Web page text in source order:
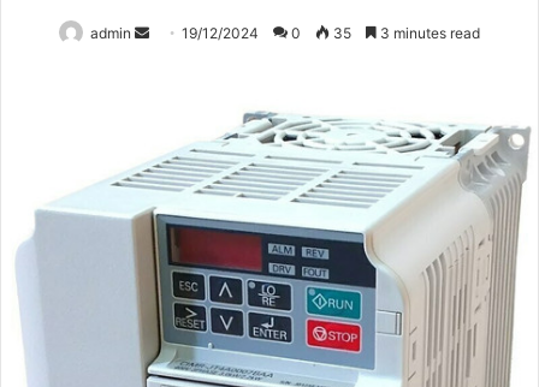
admin
Send19/12/2024 0 35 3 minutes read